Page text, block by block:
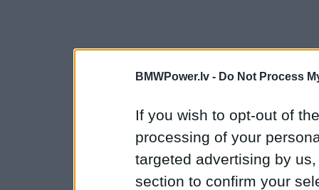
BMWPower.lv - Do Not Process
If you wish to opt-out of
processing of your
targeted advertising by
section to confirm your